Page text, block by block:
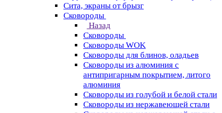
Сита, экраны от брызг
Сковороды
Назад
Сковороды
Сковороды WOK
Сковороды для блинов, оладьев
Сковороды из алюминия с
антипригарным покрытием, литого
алюминия
Сковороды из голубой и белой стали
Сковороды из нержавеющей стали